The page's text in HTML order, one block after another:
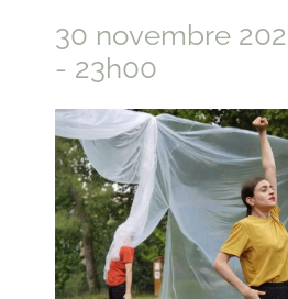
30 novembre
- 23h00